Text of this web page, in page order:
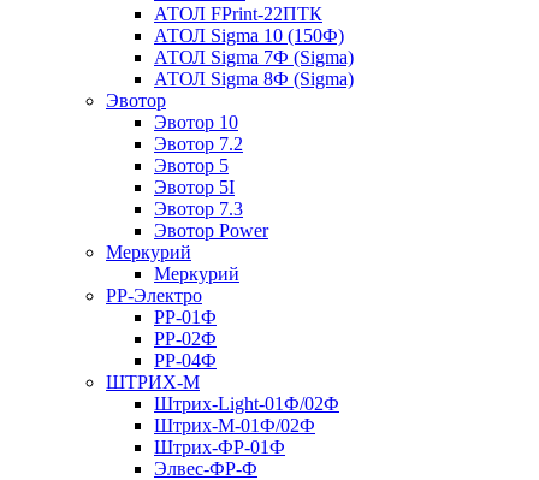
АТОЛ FPrint-22ПТК
АТОЛ Sigma 10 (150Ф)
АТОЛ Sigma 7Ф (Sigma)
АТОЛ Sigma 8Ф (Sigma)
Эвотор
Эвотор 10
Эвотор 7.2
Эвотор 5
Эвотор 5I
Эвотор 7.3
Эвотор Power
Меркурий
Меркурий
РР-Электро
РР-01Ф
РР-02Ф
РР-04Ф
ШТРИХ-М
Штрих-Light-01Ф/02Ф
Штрих-М-01Ф/02Ф
Штрих-ФР-01Ф
Элвес-ФР-Ф